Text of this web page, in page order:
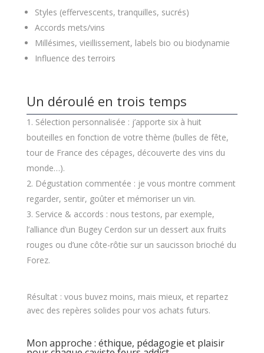
Styles (effervescents, tranquilles, sucrés)
Accords mets/vins
Millésimes, vieillissement, labels bio ou biodynamie
Influence des terroirs
Un déroulé en trois temps
Sélection personnalisée : j’apporte six à huit
bouteilles en fonction de votre thème (bulles de fête,
tour de France des cépages, découverte des vins du
monde…).
Dégustation commentée : je vous montre comment
regarder, sentir, goûter et mémoriser un vin.
Service & accords : nous testons, par exemple,
l’alliance d’un Bugey Cerdon sur un dessert aux fruits
rouges ou d’une côte-rôtie sur un saucisson brioché du
Forez.
Résultat : vous buvez moins, mais mieux, et repartez
avec des repères solides pour vos achats futurs.
Mon approche : éthique, pédagogie et plaisir